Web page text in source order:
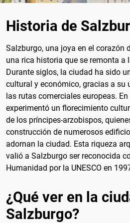
Historia de
Salzburgo, una joya en el corazón
una rica historia que se remonta a
Durante siglos, la ciudad ha sido
cultural y económico, gracias a su
las rutas comerciales europeas.
experimentó un florecimiento
de los príncipes-arzobispos,
construcción de numerosos
adornan la ciudad. Esta riqueza
valió a Salzburgo ser reconocida
Humanidad por la UNESCO en
¿Qué ver en la
Salzburgo?